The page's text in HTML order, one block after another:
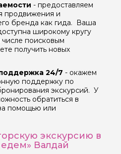
- предоставляем
продвижения и
бренда как гида. Ваша
широкому кругу
числе поисковым
получить новых
24/7 - окажем
поддержку по
экскурсий. У
обратиться в
помощью или
экскурсию в
Валдай
гиду